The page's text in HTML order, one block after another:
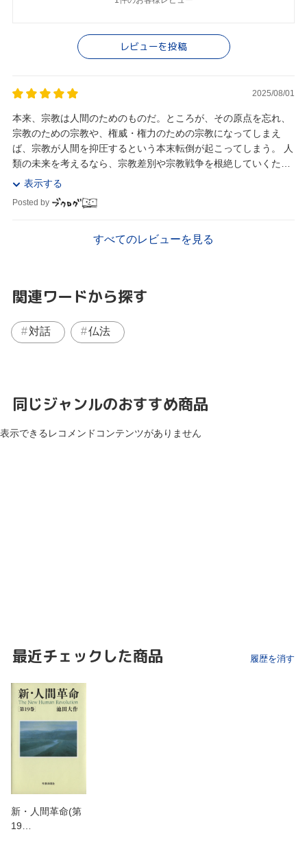
レビューを投稿
2025/08/01
本来、宗教は人間のためのものだ。ところが、その原点を忘れ、
宗教のための宗教や、権威・権力のための宗教になってしまえ
ば、宗教が人間を抑圧するという本末転倒が起こってしまう。 人
類の未来を考えるなら、宗教差別や宗教戦争を根絶していくため
に、人間という原点に立ち返って、宗教間、文明間の...
表示する
Posted by
すべてのレビューを見る
関連ワードから探す
対話 仏法
同じジャンルのおすすめ商品
表示できるレコメンドコンテンツがありません
最近チェックした商品 履歴を消す
新・人間革命(第
19…